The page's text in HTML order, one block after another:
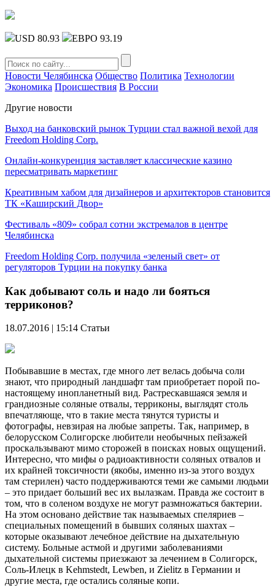
USD 80.93 ЕВРО 93.19
Новости Челябинска Общество Политика Технологии
Экономика Происшествия В России
Другие новости
Выход на банковский рынок Турции стал важной вехой для
Freedom Holding Corp.
Онлайн-конкуренция заставляет классические казино
пересматривать маркетинг
Креативным хабом для дизайнеров и архитекторов становится
ТК «Каширский Двор»
Фестиваль «809» собрал сотни экстремалов в центре
Челябинска
Freedom Holding Corp. получила «зеленый свет» от
регуляторов Турции на покупку банка
Как добывают соль и надо ли бояться
терриконов?
18.07.2016 | 15:14 Статьи
Побывавшие в местах, где много лет велась добыча соли
знают, что природный ландшафт там приобретает порой по-
настоящему инопланетный вид. Растрескавшаяся земля и
грандиозные соляные отвалы, терриконы, выглядят столь
впечатляюще, что в такие места тянутся туристы и
фотографы, невзирая на любые запреты. Так, например, в
белорусском Солигорске любители необычных пейзажей
проскальзывают мимо сторожей в поисках новых ощущений.
Интересно, что мифы о радиоактивности соляных отвалов и
их крайней токсичности (якобы, именно из-за этого воздух
там стерилен) часто поддерживаются теми же самыми людьми
– это придает больший вес их вылазкам. Правда же состоит в
том, что в соленом воздухе не могут размножаться бактерии.
На этом основано действие так называемых спеляриев –
специальных помещений в бывших соляных шахтах –
которые оказывают лечебное действие на дыхательную
систему. Больные астмой и другими заболеваниями
дыхательной системы приезжают за лечением в Солигорск,
Соль-Илецк в Kehmstedt, Lewben, и Zielitz в Германии и
другие места, где остались соляные копи.